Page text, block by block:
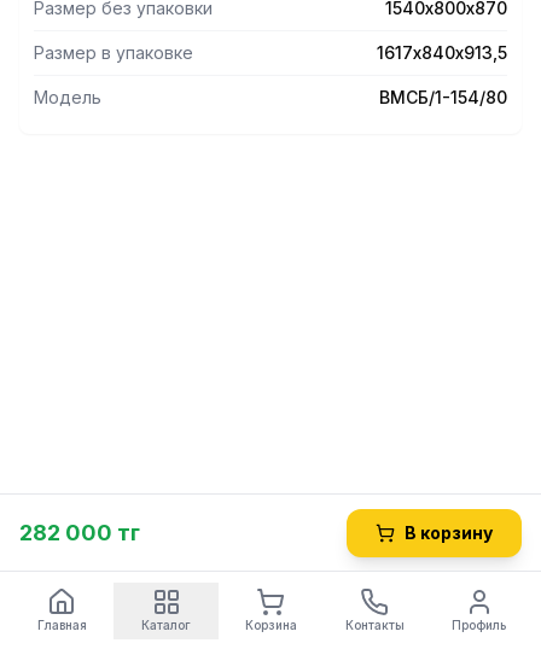
Размер без упаковки 1540х800х870
Размер в упаковке 1617х840х913,5
Модель ВМСБ/1-154/80
282 000 тг В корзину
Главная Каталог Корзина Контакты Профиль